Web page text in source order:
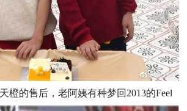
橙的售后，老阿姨有种梦回2013的Feel